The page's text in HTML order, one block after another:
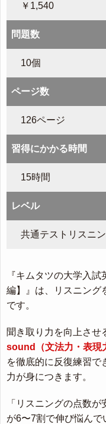
￥1,540
問題数
10個
ページ数
126ページ
習得にかかる時間
15時間
レベル
共通テストリスニ
『キムタツの大学入
編】』は、リスニング
です。
聞き取り力を向上させ
sound（文法力・表現
を徹底的に反復練習で
力が身につきます。
「リスニングの点数
が6〜7割で伸び悩ん